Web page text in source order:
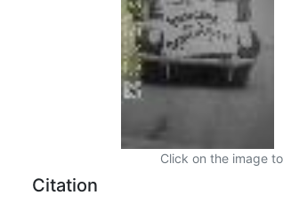
Click on the image
Citation